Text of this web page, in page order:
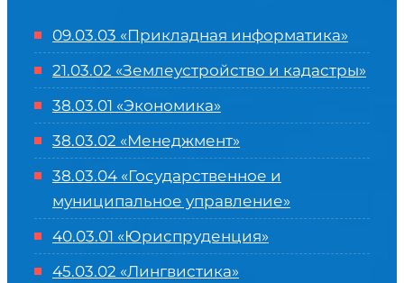
09.03.03 «Прикладная информатика»
21.03.02 «Землеустройство и кадастры»
38.03.01 «Экономика»
38.03.02 «Менеджмент»
38.03.04 «Государственное и
муниципальное управление»
40.03.01 «Юриспруденция»
45.03.02 «Лингвистика»